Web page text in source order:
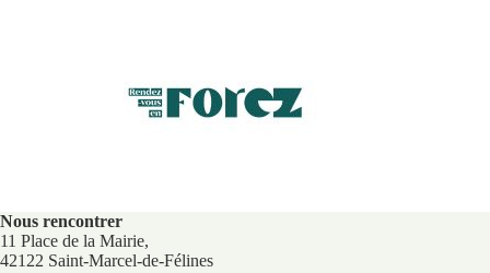
Nous rencontrer
11 Place de la Mairie,
42122 Saint-Marcel-de-Félines